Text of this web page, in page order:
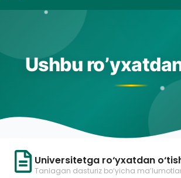
Ushbu
Universitetga ro‘yxatdan
Tanlagan dasturiz bo‘yicha